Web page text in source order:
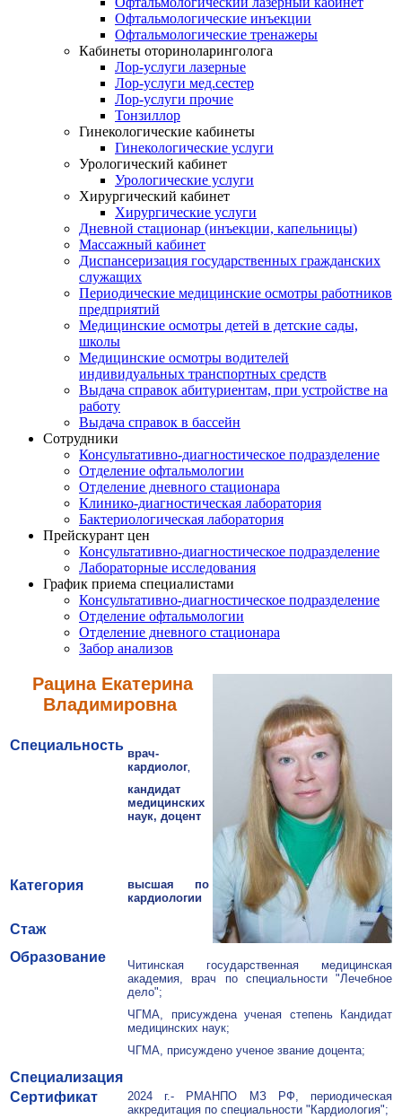
Офтальмологические инъекции
Офтальмологические тренажеры
Кабинеты оториноларинголога
Лор-услуги лазерные
Лор-услуги мед.сестер
Лор-услуги прочие
Тонзиллор
Гинекологические кабинеты
Гинекологические услуги
Урологический кабинет
Урологические услуги
Хирургический кабинет
Хирургические услуги
Дневной стационар (инъекции, капельницы)
Массажный кабинет
Диспансеризация государственных гражданских
служащих
Периодические медицинские осмотры работников
предприятий
Медицинские осмотры детей в детские сады,
школы
Медицинские осмотры водителей
индивидуальных транспортных средств
Выдача справок абитуриентам, при устройстве на
работу
Выдача справок в бассейн
Сотрудники
Консультативно-диагностическое подразделение
Отделение офтальмологии
Отделение дневного стационара
Клинико-диагностическая лаборатория
Бактериологическая лаборатория
Прейскурант цен
Консультативно-диагностическое подразделение
Лабораторные исследования
График приема специалистами
Консультативно-диагностическое подразделение
Отделение офтальмологии
Отделение дневного стационара
Забор анализов
Рацина Екатерина
Владимировна
Специальность
врач-
кардиолог,
кандидат
медицинских
наук, доцент
Категория
высшая по
кардиологии
Стаж
Образование
Читинская государственная медицинская
академия, врач по специальности "Лечебное
дело";
ЧГМА, присуждена ученая степень Кандидат
медицинских наук;
ЧГМА, присуждено ученое звание доцента;
Специализация
Сертификат
2024 г.- РМАНПО МЗ РФ, периодическая
аккредитация по специальности "Кардиология";